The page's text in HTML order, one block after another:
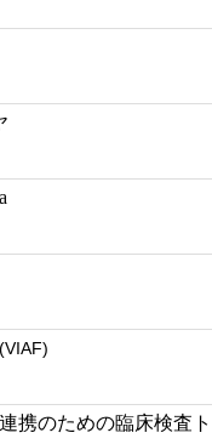
(VIAF)
携のための臨床検査